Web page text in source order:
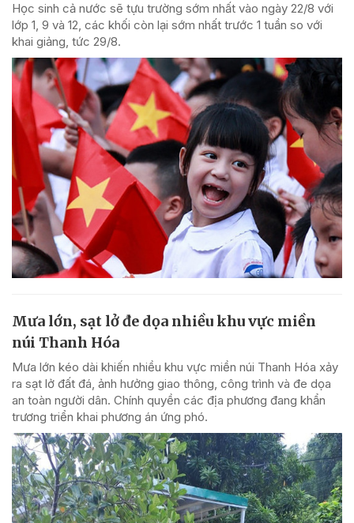
Học sinh cả nước sẽ tựu trường sớm nhất vào ngày 22/8 với
lớp 1, 9 và 12, các khối còn lại sớm nhất trước 1 tuần so với
khai giảng, tức 29/8.
Mưa lớn, sạt lở đe dọa nhiều khu vực miền
núi Thanh Hóa
Mưa lớn kéo dài khiến nhiều khu vực miền núi Thanh Hóa xảy
ra sạt lở đất đá, ảnh hưởng giao thông, công trình và đe dọa
an toàn người dân. Chính quyền các địa phương đang khẩn
trương triển khai phương án ứng phó.